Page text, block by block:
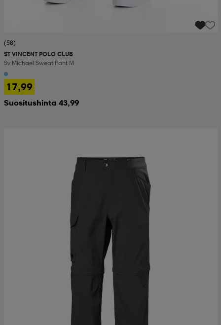
(58)
ST VINCENT POLO CLUB
Sv Michael Sweat Pant M
17,99
Suositushinta 43,99